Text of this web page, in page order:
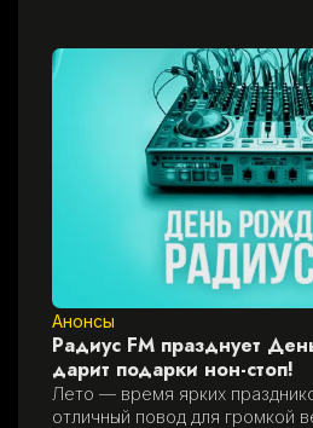
Анонсы
Радиус FM празднует
дарит подарки нон-стоп!
Лето — время ярких
отличный повод для громкой